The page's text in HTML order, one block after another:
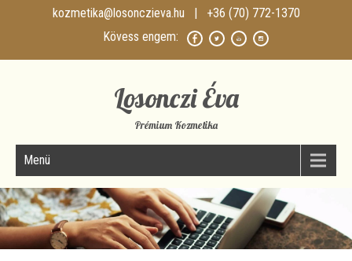
kozmetika@losonczieva.hu | +36 (70) 772-1370
Losonczi Éva
Prémium Kozmetika
Menü